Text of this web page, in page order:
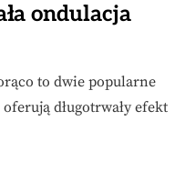
ondulacja
to dwie popularne
długotrwały efekt